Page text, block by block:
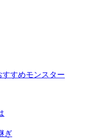
すすめモンスター
ぎ